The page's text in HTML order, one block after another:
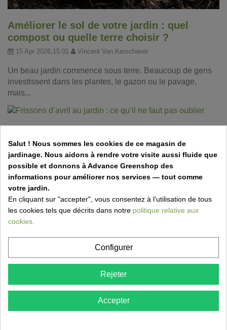
Améliorer le sol de votre jardin : quel
compost ou quelle terre choisir ?
15 Apr 2026,15:01 Vincent Van Kerschaver
Un beau jardin commence sous terre. Beaucoup de gens
investissent dans les plantes, le gazon ou le pavage,
mais...
pas oublier
31 Mar 2026,11:50 Vincent Van Kerschaver
Un mois de printemps plein de fraîcheur, et du travail au
jardin ! Découvrez les tâches essentielles à réaliser en...
Poser des rouleaux de gazon : guide étape
par étape pour une pelouse parfaite
17 Mar 2026,18:52
Vous souhaitez obtenir rapidement une pelouse belle et
bien verte ? Découvrez comment poser facilement des...
Salut ! Nous sommes les cookies de ce magasin de
jardinage. Nous aidons à rendre votre visite aussi fluide que
possible et donnons à Advance Greenshop des
informations pour améliorer nos services — tout comme
votre jardin.
En cliquant sur "accepter", vous consentez à l'utilisation de tous
les cookies tels que décrits dans notre politique relative aux
cookies.
Configurer
Rejeter
Accepter